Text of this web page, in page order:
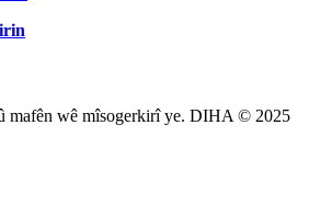
mafên wê mîsogerkirî ye. DIHA © 2025